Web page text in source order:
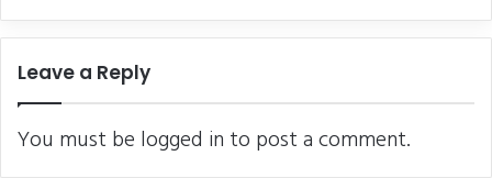
Leave a Reply
You must be logged in to post a comment.